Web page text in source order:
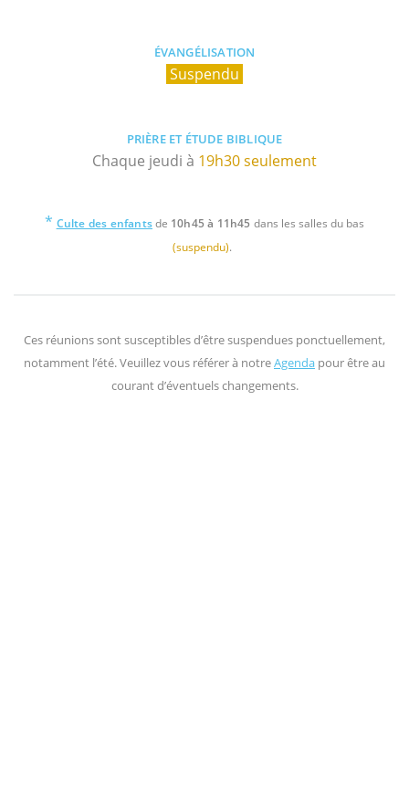
ÉVANGÉLISATION
Suspendu
PRIÈRE ET ÉTUDE BIBLIQUE
Chaque jeudi à 19h30 seulement
* Culte des enfantsde 10h45 à 11h45 dans les salles du bas
(suspendu).
Ces réunions sont susceptibles d’être suspendues ponctuellement,
notamment l’été. Veuillez vous référer à notreAgenda pour être au
courant d’éventuels changements.